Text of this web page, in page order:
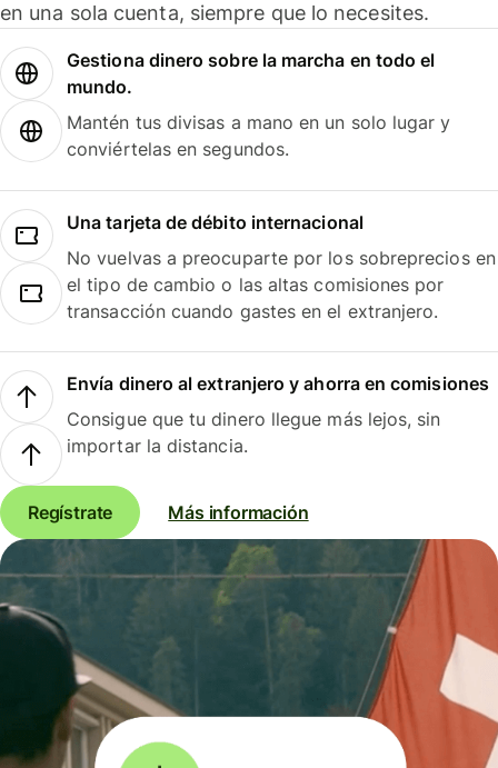
en una sola cuenta, siempre que lo necesites.
Gestiona dinero sobre la marcha en todo el
mundo.
Mantén tus divisas a mano en un solo lugar y
conviértelas en segundos.
Una tarjeta de débito internacional
No vuelvas a preocuparte por los sobreprecios en
el tipo de cambio o las altas comisiones por
transacción cuando gastes en el extranjero.
Envía dinero al extranjero y ahorra en comisiones
Consigue que tu dinero llegue más lejos, sin
importar la distancia.
Regístrate Más información